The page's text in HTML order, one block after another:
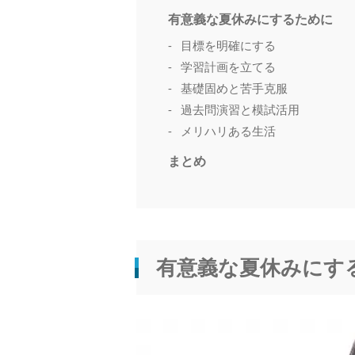
有意義な夏休みにするために
目標を明確にする
学習計画を立てる
基礎固めと苦手克服
過去問演習と模試活用
メリハリある生活
まとめ
有意義な夏休みにす